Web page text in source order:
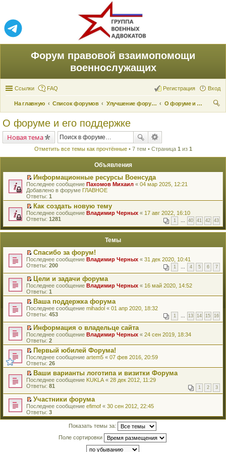
Форум правовой взаимопомощи
военнослужащих
Ссылки FAQ Вход
Регистрация
На главную Список форумов Улучшение форума
О форуме и его поддержке
О форуме и его поддержке
Новая тема
Отметить все темы как прочтённые• 7 тем • Страница 1 из 1
Объявления
П
е
р
е
й
т
и
п
в
о
м
у
н
е
п
р
о
ч
и
т
а
н
н
о
м
у
с
о
о
б
щ
е
н
и
ю
Информационные ресурсы Военсуда
Последнее сообщение Пахомов Михаил « 04 мар 2025, 12:21
Добавлено в форуме ГЛАВНОЕ
Ответы: 1
П
е
е
и
к
п
е
р
в
о
м
у
н
е
п
о
ч
и
т
а
н
н
о
м
у
с
о
о
б
щ
е
Как создать новую тему
Последнее сообщение Владимир Черных « 17 авг 2022, 16:10
Ответы: 1281 1 … 40 41 42 43
Темы
П
е
е
й
т
и
к
п
е
р
в
о
м
у
н
е
п
р
о
ч
и
а
н
н
о
м
Спасибо за форум!
Последнее сообщение Владимир Черных « 31 дек 2020, 10:41
Ответы: 200 1 … 4 5 6 7
П
е
р
е
й
т
к
п
е
р
в
о
м
у
н
е
п
р
о
ч
и
т
Цели и задачи форума
Последнее сообщение Владимир Черных « 16 май 2020, 14:52
Ответы: 1
П
е
е
й
т
и
к
п
е
р
в
о
м
н
е
п
р
о
Ваша поддержка форума
Последнее сообщение mihadol « 01 апр 2020, 18:32
Ответы: 453 1 … 13 14 15 16
П
е
р
й
т
и
к
п
е
р
в
о
м
у
Информация о владельце сайта
Последнее сообщение Владимир Черных « 24 сен 2019, 18:34
Ответы: 2
П
е
р
е
й
т
к
п
е
р
Первый юбилей Форума!
Последнее сообщение artem5 « 07 фев 2016, 20:59
Ответы: 26
П
е
е
й
т
и
к
Ваши варианты логотипа и визитки Форума
Последнее сообщение KUKLA « 28 дек 2012, 11:29
Ответы: 81 1 2 3
П
е
р
Участники форума
Последнее сообщение efimof « 30 сен 2012, 22:45
Ответы: 3
Показать темы за:
Поле сортировки